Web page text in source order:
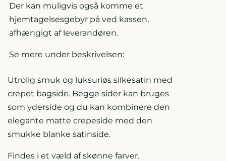
Der kan muligvis også komme et
hjemtagelsesgebyr på ved kassen,
afhængigt af leverandøren.
Se mere under beskrivelsen:
Utrolig smuk og luksuriøs silkesatin med
crepet bagside. Begge sider kan bruges
som yderside og du kan kombinere den
elegante matte crepeside med den
smukke blanke satinside.
Findes i et væld af skønne farver.